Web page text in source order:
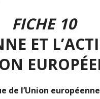
FICHE 10
ET
de l’Union européenne